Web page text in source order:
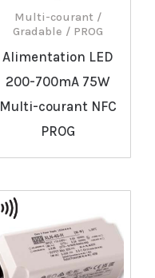
Multi-courant /
Gradable / PROG
Alimentation LED
200-700mA 75W
Multi-courant NFC
PROG